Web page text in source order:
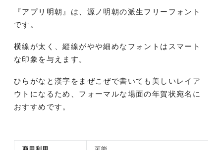
『アプリ明朝』は、源ノ明朝の派生フリーフォント
です。
横線が太く、縦線がやや細めなフォントはスマート
な印象を与えます。
ひらがなと漢字をまぜこぜで書いても美しいレイア
ウトになるため、フォーマルな場面の年賀状宛名に
おすすめです。